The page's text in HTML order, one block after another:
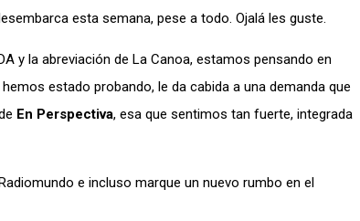
esta semana, pese a todo. Ojalá les guste.
y la abreviación de La Canoa, estamos pensando en
estado probando, le da cabida a una demanda que
En Perspectiva, esa que sentimos tan fuerte, integrada
e incluso marque un nuevo rumbo en el